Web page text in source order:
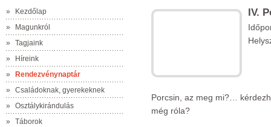
»
Kezdőlap
»
Magunkról
»
Tagjaink
»
Híreink
»
Rendezvénynaptár
»
Családoknak, gyerekeknek
»
Osztálykirándulás
»
Táborok
IV.
Porcsin, az meg mi?…
még róla?